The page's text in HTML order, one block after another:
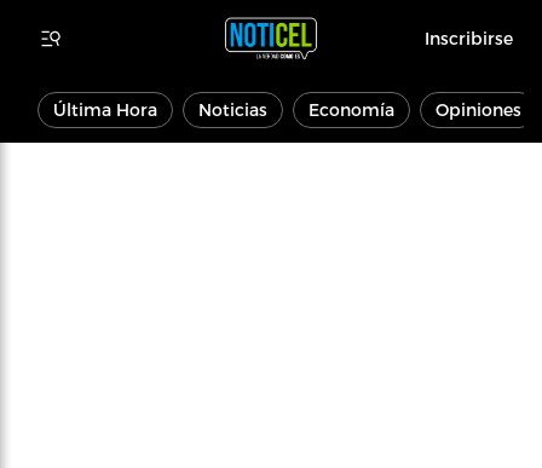
Inscribirse
Última Hora Noticias Economía Opiniones